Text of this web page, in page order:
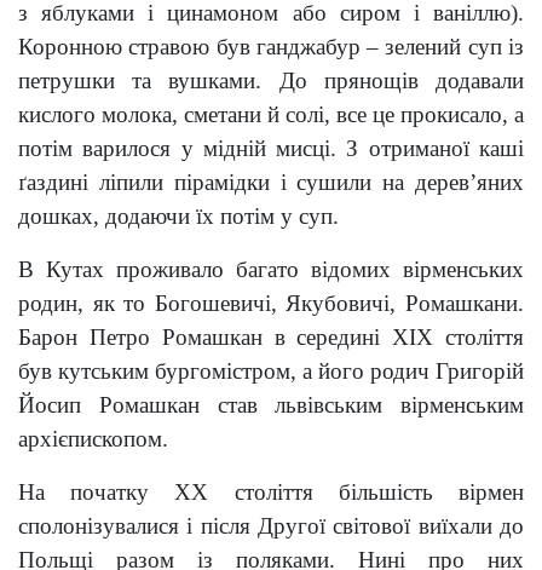
з яблуками і цинамоном або сиром і ваніллю).
Коронною стравою був ганджабур – зелений суп із
петрушки та вушками. До прянощів додавали
кислого молока, сметани й солі, все це прокисало, а
потім варилося у мідній мисці. З отриманої каші
ґаздині ліпили пірамідки і сушили на дерев’яних
дошках, додаючи їх потім у суп.
В Кутах проживало багато відомих вірменських
родин, як то Богошевичі, Якубовичі, Ромашкани.
Барон Петро Ромашкан в середині ХІХ століття
був кутським бургомістром, а його родич Григорій
Йосип Ромашкан став львівським вірменським
архієпископом.
На початку ХХ століття більшість вірмен
сполонізувалися і після Другої світової виїхали до
Польщі разом із поляками. Нині про них